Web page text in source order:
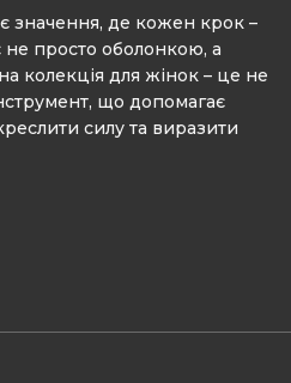
значення, де кожен крок –
не просто оболонкою, а
колекція для жінок – це не
що допомагає
силу та виразити